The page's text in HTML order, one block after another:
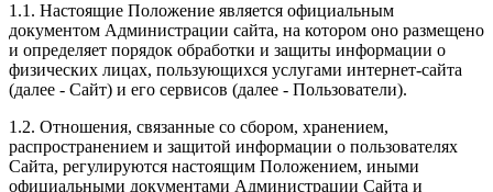
1.1. Настоящие Положение является официальным
документом Администрации сайта, на котором оно размещено
и определяет порядок обработки и защиты информации о
физических лицах, пользующихся услугами интернет-сайта
(далее - Сайт) и его сервисов (далее - Пользователи).
1.2. Отношения, связанные со сбором, хранением,
распространением и защитой информации о пользователях
Сайта, регулируются настоящим Положением, иными
официальными документами Администрации Сайта и